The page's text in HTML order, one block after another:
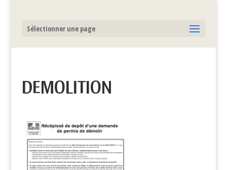
Sélectionner une page
DEMOLITION